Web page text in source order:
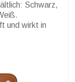
Schwarz,
und wirkt in